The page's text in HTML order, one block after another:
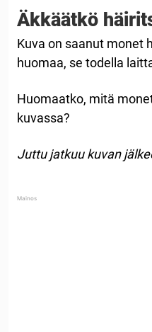
Äkkäätkö
Kuva on saanut monet
huomaa, se todella
Huomaatko, mitä
kuvassa?
Juttu jatkuu kuvan